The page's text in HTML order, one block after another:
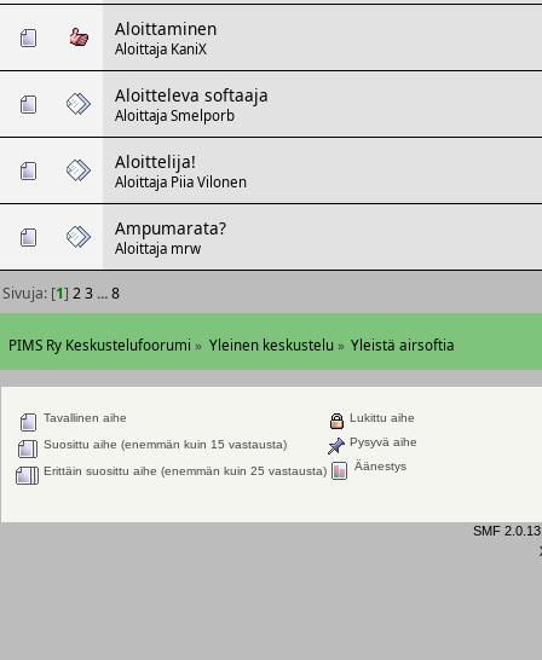
Aloittaminen
Aloittaja KaniX
Aloitteleva softaaja
Aloittaja Smelporb
Aloittelija!
Aloittaja Piia Vilonen
Ampumarata?
Aloittaja mrw
Sivuja: [1]2 3 ...8
PIMS Ry Keskustelufoorumi » Yleinen keskustelu» Yleistä airsoftia
Tavallinen aihe
Suosittu aihe (enemmän kuin 15 vastausta)
Erittäin suosittu aihe (enemmän kuin 25 vastausta)
Lukittu aihe
Pysyvä aihe
Äänestys
SMF 2.0.13